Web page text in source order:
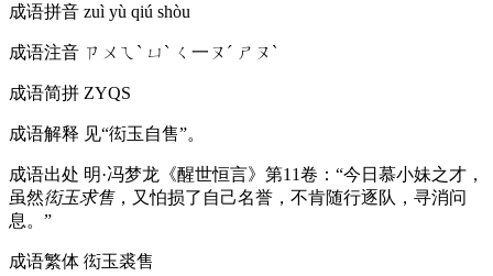
成语拼音 zuì yù qiú shòu
成语注音 ㄗㄨㄟˋ ㄩˋ ㄑ一ㄡˊ ㄕㄡˋ
成语简拼 ZYQS
成语解释 见“衒玉自售”。
成语出处 明·冯梦龙《醒世恒言》第11卷：“今日慕小妹之才，
虽然衒玉求售，又怕损了自己名誉，不肯随行逐队，寻消问
息。”
成语繁体 衒玉裘售